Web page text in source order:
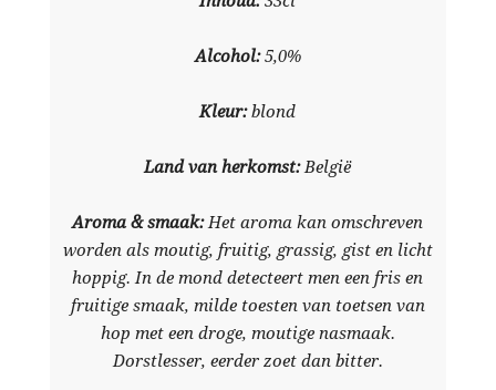
Alcohol:5,0%
Kleur:blond
Land van herkomst:België
Aroma & smaak:Het aroma kan omschreven
worden als moutig, fruitig, grassig, gist en licht
hoppig. In de mond detecteert men een fris en
fruitige smaak, milde toesten van toetsen van
hop met een droge, moutige nasmaak.
Dorstlesser, eerder zoet dan bitter.